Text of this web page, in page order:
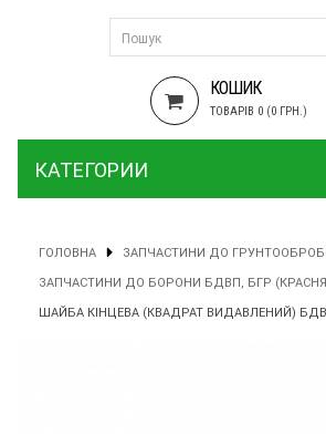
КОШИК
ТОВАРІВ 0 (0 ГРН.)
КАТЕГОРИИ
ГОЛОВНА ЗАПЧАСТИНИ ДО
ЗАПЧАСТИНИ ДО БОРОНИ БДВП, БГР
ШАЙБА КІНЦЕВА (КВАДРАТ ВИДАВЛЕНИЙ)